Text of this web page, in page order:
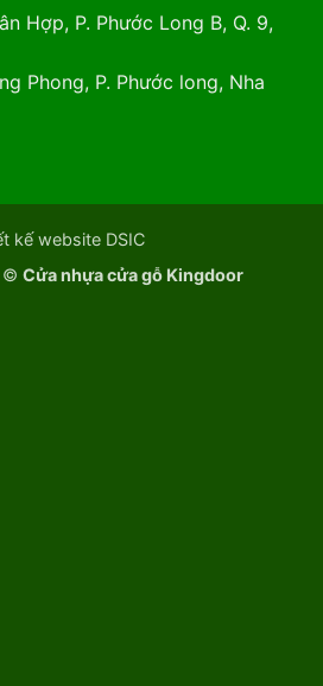
Hợp, P. Phước Long B, Q. 9,
Phong, P. Phước long, Nha
kế website DSIC
© Cửa nhựa cửa gỗ Kingdoor